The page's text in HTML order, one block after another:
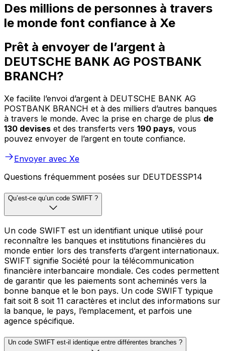
Des millions de personnes à travers
le monde font confiance à Xe
Prêt à envoyer de l’argent à
DEUTSCHE BANK AG POSTBANK
BRANCH?
Xe facilite l’envoi d’argent à DEUTSCHE BANK AG
POSTBANK BRANCH et à des milliers d’autres banques
à travers le monde. Avec la prise en charge de plus de
130 devises et des transferts vers 190 pays, vous
pouvez envoyer de l’argent en toute confiance.
Envoyer avec Xe
Questions fréquemment posées sur DEUTDESSP14
Qu’est-ce qu’un code SWIFT ?
Un code SWIFT est un identifiant unique utilisé pour
reconnaître les banques et institutions financières du
monde entier lors des transferts d’argent internationaux.
SWIFT signifie Société pour la télécommunication
financière interbancaire mondiale. Ces codes permettent
de garantir que les paiements sont acheminés vers la
bonne banque et le bon pays. Un code SWIFT typique
fait soit 8 soit 11 caractères et inclut des informations sur
la banque, le pays, l’emplacement, et parfois une
agence spécifique.
Un code SWIFT est-il identique entre différentes branches ?